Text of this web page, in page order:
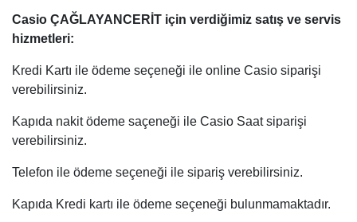
Casio ÇAĞLAYANCERİT için verdiğimiz satış ve servis
hizmetleri:
Kredi Kartı ile ödeme seçeneği ile online Casio siparişi
verebilirsiniz.
Kapıda nakit ödeme saçeneği ile Casio Saat siparişi
verebilirsiniz.
Telefon ile ödeme seçeneği ile sipariş verebilirsiniz.
Kapıda Kredi kartı ile ödeme seçeneği bulunmamaktadır.